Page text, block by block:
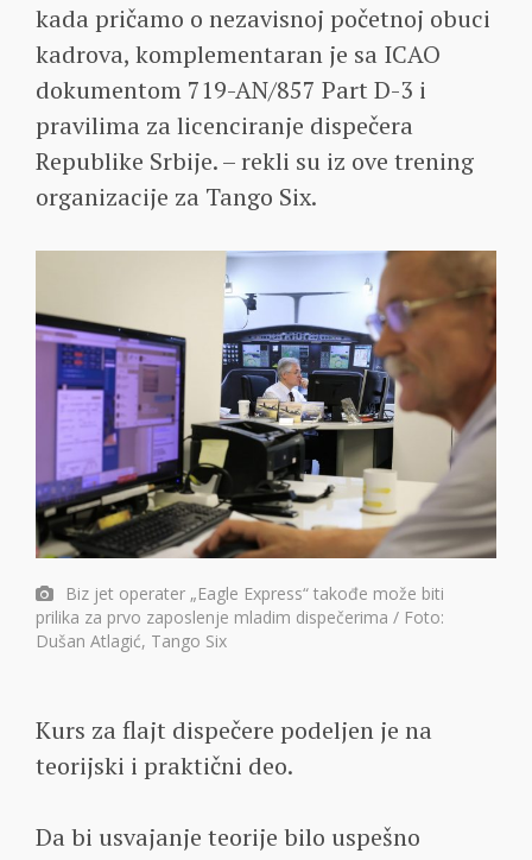
kada pričamo o nezavisnoj početnoj obuci
kadrova, komplementaran je sa ICAO
dokumentom 719-AN/857 Part D-3 i
pravilima za licenciranje dispečera
Republike Srbije. – rekli su iz ove trening
organizacije za Tango Six.
Biz jet operater „Eagle Express“ takođe može biti
prilika za prvo zaposlenje mladim dispečerima / Foto:
Dušan Atlagić, Tango Six
Kurs za flajt dispečere podeljen je na
teorijski i praktični deo.
Da bi usvajanje teorije bilo uspešno